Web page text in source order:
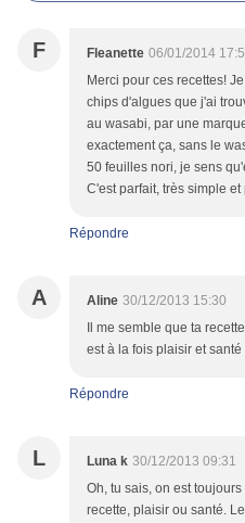
F Fleanette 06/01/2014
Merci pour ces recettes!
chips d'algues que j'ai
au wasabi, par une
exactement ça, sans le
50 feuilles nori, je sens
C'est parfait, très simple et
Répondre
A Aline 30/12/2013 15:30
Il me semble que ta
est à la fois plaisir et santé
Répondre
L Luna k 30/12/2013 09:31
Oh, tu sais, on est
recette, plaisir ou santé.